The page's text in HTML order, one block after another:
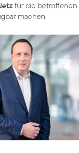
für die betroffenen
machen.